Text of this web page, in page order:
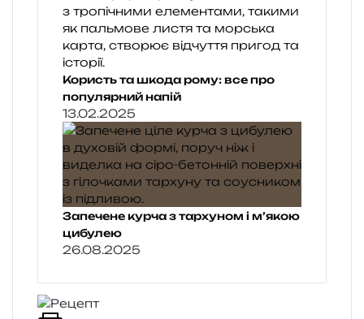
Користь та шкода рому: все про
популярний напій
13.02.2025
Запечене курча з тархуном і м’якою
цибулею
26.08.2025